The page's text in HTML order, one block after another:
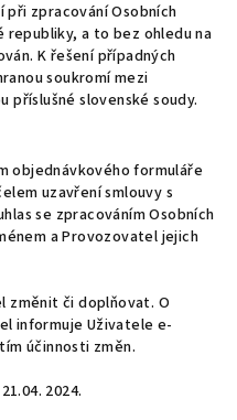
při zpracování Osobních
republiky, a to bez ohledu na
K řešení případných
soukromí mezi
příslušné slovenské soudy.
objednávkového formuláře
uzavření smlouvy s
se zpracováním Osobních
a Provozovatel jejich
změnit či doplňovat. O
informuje Uživatele e-
účinnosti změn.
2024.